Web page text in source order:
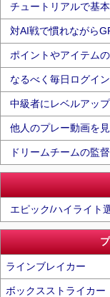
チュートリアルで基
対AI戦で慣れながら
ポイントやアイテム
なるべく毎日ログイ
中級者にレベルアッ
他人のプレー動画を
ドリームチームの監
エピック/ハイライト
ラインブレイカー
ボックスストライカー